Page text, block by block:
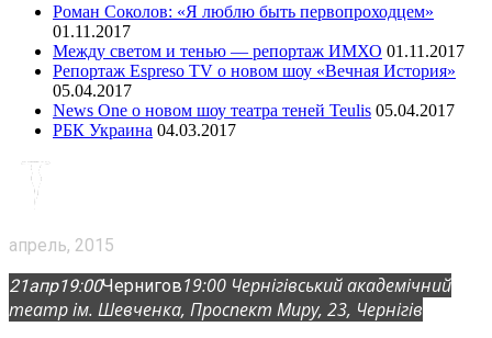
Роман Соколов: «Я люблю быть первопроходцем»
01.11.2017
Между светом и тенью — репортаж ИМХО 01.11.2017
Репортаж Espreso TV о новом шоу «Вечная История»
05.04.2017
News One о новом шоу театра теней Teulis 05.04.2017
РБК Украина 04.03.2017
апрель, 2015
21апр19:00Чернигов19:00 Чернігівський академічний
театр ім. Шевченка, Проспект Миру, 23, Чернігів